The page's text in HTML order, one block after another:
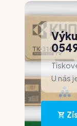
U nás